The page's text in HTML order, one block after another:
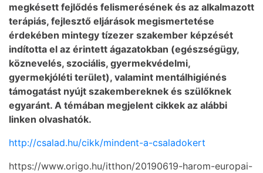
megkésett fejlődés felismerésének és az alkalmazott
terápiás, fejlesztő eljárások megismertetése
érdekében mintegy tízezer szakember képzését
indította el az érintett ágazatokban (egészségügy,
köznevelés, szociális, gyermekvédelmi,
gyermekjóléti terület), valamint mentálhigiénés
támogatást nyújt szakembereknek és szülőknek
egyaránt. A témában megjelent cikkek az alábbi
linken olvashatók.
http://csalad.hu/cikk/mindent-a-csaladokert
https://www.origo.hu/itthon/20190619-harom-europai-